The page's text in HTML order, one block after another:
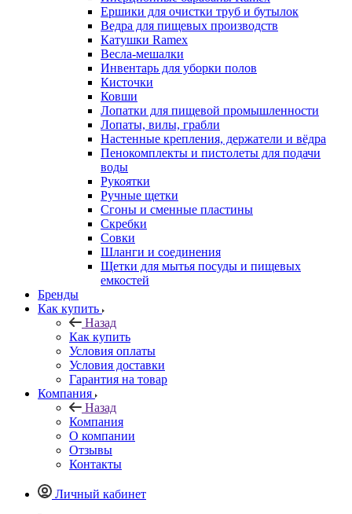
Ершики для очистки труб и бутылок
Ведра для пищевых производств
Катушки Ramex
Весла-мешалки
Инвентарь для уборки полов
Кисточки
Ковши
Лопатки для пищевой промышленности
Лопаты, вилы, грабли
Настенные крепления, держатели и вёдра
Пенокомплекты и пистолеты для подачи
воды
Рукоятки
Ручные щетки
Сгоны и сменные пластины
Скребки
Совки
Шланги и соединения
Щетки для мытья посуды и пищевых
емкостей
Бренды
Как купить
Назад
Как купить
Условия оплаты
Условия доставки
Гарантия на товар
Компания
Назад
Компания
О компании
Отзывы
Контакты
Личный кабинет